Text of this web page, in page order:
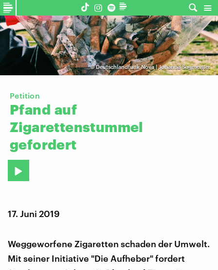
©Deutschlandfunk Nova | Johanna Sagmeister
Petition
Pfand auf
Zigarettenstummel
gefordert
17. Juni 2019
Weggeworfene Zigaretten schaden der Umwelt.
Mit seiner Initiative "Die Aufheber" fordert